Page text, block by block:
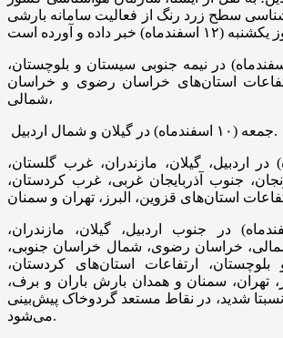
سطح زرد رنگ از فعالیت سامانه بارشی
پنجشنبه (۹ اسفندماه) در نیمه جنوبی سیستان و بلوچستان،
استان‌های خراسان رضوی و خراسان
شمالی،
جمعه (۱۰ اسفندماه) در گیلان و شمال اردبیل.
در اردبیل، گیلان، مازندران، غرب گلستان،
جنوب آذربایجان غربی، غرب کردستان،
(۱۲ اسفندماه) در جنوب اردبیل، گیلان، مازندران،
خراسان رضوی، شمال خراسان جنوبی،
ارتفاعات استان‌های کردستان،
تهران، سمنان و همدان بارش باران و برف،
شدید، در نقاط مستعد گردوخاک پیش‌بینی
می‌شود.